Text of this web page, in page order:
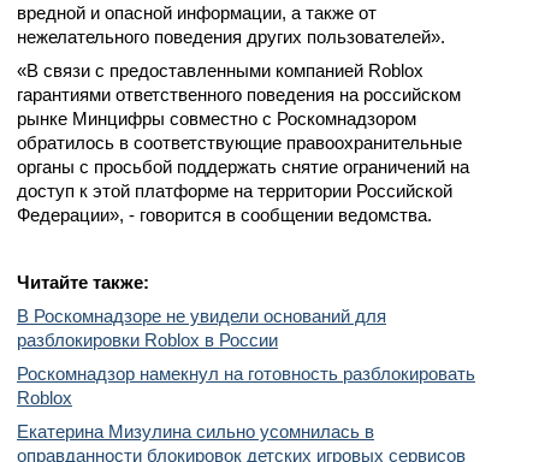
вредной и опасной информации, а также от
нежелательного поведения других пользователей».
«В связи с предоставленными компанией Roblox
гарантиями ответственного поведения на российском
рынке Минцифры совместно с Роскомнадзором
обратилось в соответствующие правоохранительные
органы с просьбой поддержать снятие ограничений на
доступ к этой платформе на территории Российской
Федерации», - говорится в сообщении ведомства.
Читайте также:
В Роскомнадзоре не увидели оснований для
разблокировки Roblox в России
Роскомнадзор намекнул на готовность разблокировать
Roblox
Екатерина Мизулина сильно усомнилась в
оправданности блокировок детских игровых сервисов